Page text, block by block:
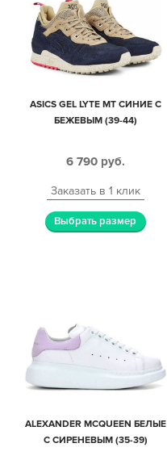
ASICS GEL LYTE MT СИНИЕ С
БЕЖЕВЫМ (39-44)
6 790 руб.
Заказать в 1 клик
Выбрать размер
ALEXANDER MCQUEEN БЕЛЫЕ
С СИРЕНЕВЫМ (35-39)